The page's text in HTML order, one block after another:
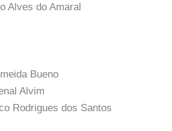
Alves do Amaral
Bueno
Alvim
Rodrigues dos Santos